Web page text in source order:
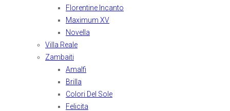
Florentine Incanto
Maximum XV
Novella
Villa Reale
Zambaiti
Amalfi
Brilla
Colori Del Sole
Felicita